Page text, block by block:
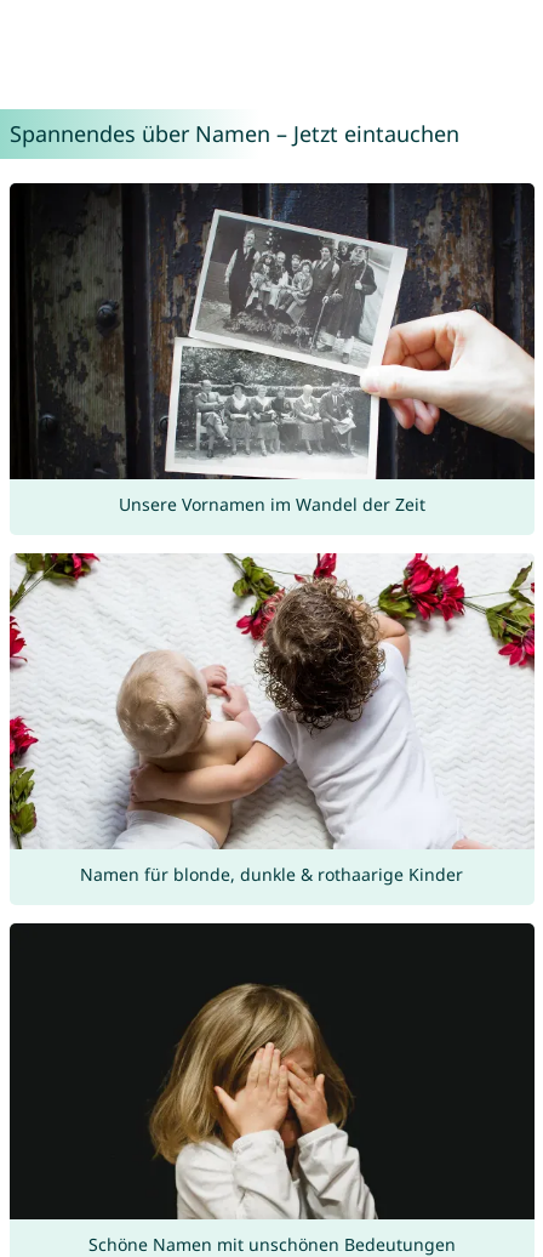
Spannendes über Namen – Jetzt eintauchen
Unsere Vornamen im Wandel der Zeit
Namen für blonde, dunkle & rothaarige Kinder
Schöne Namen mit unschönen Bedeutungen